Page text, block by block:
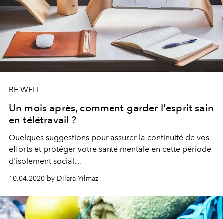
BE WELL
Un mois après, comment garder l'esprit sain
en télétravail ?
Quelques suggestions pour assurer la continuité de vos
efforts et protéger votre santé mentale en cette période
d'isolement social…
10.04.2020 by Dilara Yılmaz